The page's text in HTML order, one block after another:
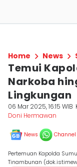
Home News
Temui
Narkoba
Lingkungan
06 Mar 2025, 16:15 WIB
Doni Hermawan
News Channel
Pertemuan Kapolda
Tinambunan